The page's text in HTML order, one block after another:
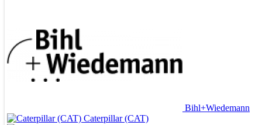
Bihl+Wiedemann
Caterpillar (CAT)